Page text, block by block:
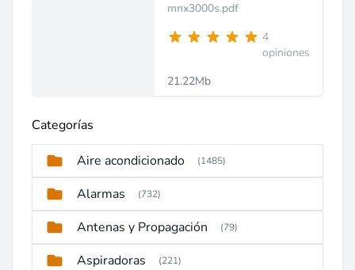
mnx3000s.pdf
4
opiniones
21.22Mb
Categorías
Aire acondicionado (1485)
Alarmas (732)
Antenas y Propagación (79)
Aspiradoras (221)